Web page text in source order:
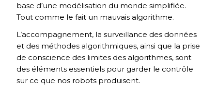
base d’une modélisation du monde simplifiée.
Tout comme le fait un mauvais algorithme.
L’accompagnement, la surveillance des données
et des méthodes algorithmiques, ainsi que la prise
de conscience des limites des algorithmes, sont
des éléments essentiels pour garder le contrôle
sur ce que nos robots produisent.